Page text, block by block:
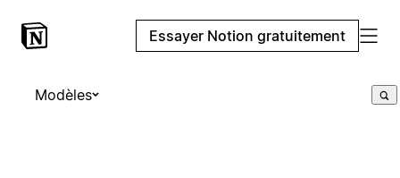
Essayer Notion gratuitement
Modèles